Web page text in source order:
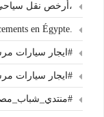
،أرخص نقل
.Les déplacements en Égypte | نقل سياحي
#ايجار سيارات
#ايجار سيارات